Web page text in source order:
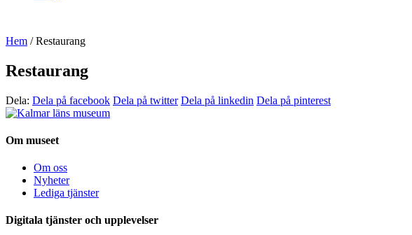
Hem /Restaurang
Restaurang
Dela: Dela på facebook Dela på twitter Dela på linkedin Dela på pinterest
Om museet
Om oss
Nyheter
Lediga tjänster
Digitala tjänster och upplevelser